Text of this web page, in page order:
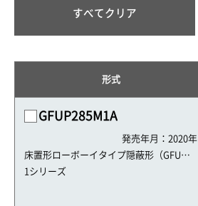
すべてクリア
形式
GFUP285M1A
発売年月：2020年
床置形ローボーイタイプ隠蔽形（GFU・G
HFU）
1シリーズ